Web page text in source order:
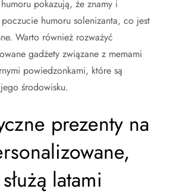
pokazują, że znamy i
humoru solenizanta, co jest
Warto również rozważyć
gadżety związane z memami
powiedzonkami, które są
środowisku.
prezenty na
latami